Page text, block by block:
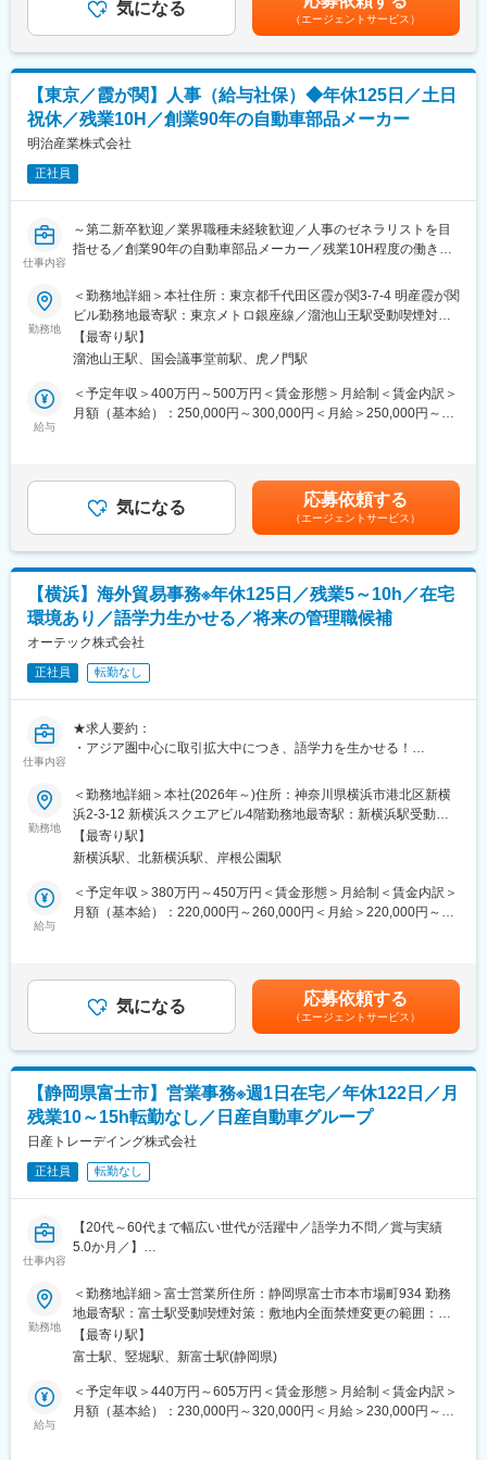
■研修制度
・入社後研修
・OJT研修（先輩社員による実務指導）
変更の範囲：会社の定める業務
・売上・売掛金管理
・支払・買掛金管理
■組織構成：
社員数約40名のうち、現在2名が経理業務を担当しています。
ているため、無理なく働ける環境です。
まずはご経験やスキルに合わせて請求書処理や入出金管理等の日
次の経理業務をメインにお任せします。ゆくゆく月次決算等の業
■就業環境：
年間休日125日、残業もほとんどないためワークライフバランス
を整えて就業いただけます。夏季休暇・年末年始休暇があり、有
たい方にもぴったりの職場です。
合サービス企業です。社会インフラを支える使命感と、環境・安
全への高い意識を持ち、業務効率化を図りながら地域とともに成
長を続けています。
神奈川に本社、仙台、沖縄、千葉に営業所を構えており、全国各
地でサービスを展開しています。
変更の範囲：会社の定める業務
額)は固定手当を含めた表記です。
気になる
（エージェントサービス）
【東京／霞が関】人事（給与社保）◆年休125日／土日
祝休／残業10H／創業90年の自動車部品メーカー
明治産業株式会社
正社員
仕事内容
～第二新卒歓迎／業界職種未経験歓迎／人事のゼネラリストを目
指せる／創業90年の自動車部品メーカー／残業10H程度の働きや
■職務概要
当社の人事職として給与社保業務をお任せいたします。ご入社後
すぐは社会保険関連業務のデータ入力や届け出、社会保険加入業
務をお任せいたします。ご入社後1年を目安に独り立ちいただくこ
とを想定しています。
■業務詳細
・社会保険の届け出
・社会保険の手続き業務(入退社に伴う手続きなど)
→給与計算については経営層で確定した数値が下りてくるため、
それらをもとにシステムへ入力しデータ作成・伝票作成をご担当
いただきます。勤怠はシステムで管理をしています。
■キャリアパス
人様の志向性にもよりますが、将来的には人事規定の整備・採
用・労務など給与社保以外の人事業務もご担当いただくことを期
■組織構成
3名の社員が所属しております。各社員が給与社保～採用まで分担
しながら業務を進めています。穏やかな社員が多く落ち着いた雰
■教育体制
■評価制度
会社として自己評価制度を設けています。半年間の目標を上長と
設定し1on1にて振り返りを実施します。自身で定めた目標をもと
に評価を行います。
■就業環境
残業10H、平均勤続年数18年程度とプライベートとも両立しやす
い環境です。組織風土として原則残業しない風土が根付いている
ため残業時間の抑制が実現できています。
当社は1933年の創業以来、自動車部品の国内卸売業ならびに海外
輸出に従事し、最近は鉄道用部品の海外輸出にも力を入れるな
年に一度といわれる自動車業界の大変革期にあって、私どもは長
い歴史と実績に安住することなく広く新しい視点、自由な発想に
よる挑戦に取り組んでまいります。
変更の範囲：会社の定める業務
勤務地
＜勤務地詳細＞本社住所：東京都千代田区霞が関3-7-4 明産霞が関
ビル勤務地最寄駅：東京メトロ銀座線／溜池山王駅受動喫煙対
策：屋内全面禁煙変更の範囲：会社の定める事業所
【最寄り駅】
溜池山王駅、国会議事堂前駅、虎ノ門駅
給与
＜予定年収＞400万円～500万円＜賃金形態＞月給制＜賃金内訳＞
月額（基本給）：250,000円～300,000円＜月給＞250,000円～
考を通じて上下する可能性があります。月給(月額)は固定手当を含
めた表記です。
気になる 応募依頼する
（エージェントサービス）
【横浜】海外貿易事務※年休125日／残業5～10h／在宅
環境あり／語学力生かせる／将来の管理職候補
オーテック株式会社
正社員 転勤なし
仕事内容
★求人要約：
・アジア圏中心に取引拡大中につき、語学力を生かせる！
■具体的な業務内容：
・受発注処理
・納期調整～出荷手配
・輸出書類準備
・見積作成補佐
・社内システムへのマスターデータ登録
・各種資料作成
※将来的には業務標準化やメンバー育成、他部署との調整業務にも
携わって頂くことを想定しています。
40代女性1名、メンバー40代女性1名、30代女性1名）
■当社の働き方：
・残業月5～10h程／年間休日125日／土日祝休み
・週2日まで、就業時間1時間前倒し(8:00~)もしくは1時間後ろ倒
し(10:00~)が可能
■入社後の教育：
業界未経験の方からでもご活躍頂けるように、ひとつひとつ丁寧
に進めていきますので、ご安心ください！
■同社について：
お任せします。
近年、自動車業界ではEV（電気自動車）やハイブリッド車の普
勤務地
＜勤務地詳細＞本社(2026年～)住所：神奈川県横浜市港北区新横
浜2-3-12 新横浜スクエアビル4階勤務地最寄駅：新横浜駅受動喫
煙対策：敷地内全面禁煙変更の範囲：会社の定める事業所（リモ
ートワーク含む）
【最寄り駅】
新横浜駅、北新横浜駅、岸根公園駅
給与
＜予定年収＞380万円～450万円＜賃金形態＞月給制＜賃金内訳＞
月額（基本給）：220,000円～260,000円＜月給＞220,000円～
賃金はあくまでも目安の金額であり、選考を通じて上下する可能
性があります。月給(月額)は固定手当を含めた表記です。
気になる 応募依頼する
（エージェントサービス）
【静岡県富士市】営業事務※週1日在宅／年休122日／月
残業10～15h転勤なし／日産自動車グループ
日産トレーデイング株式会社
正社員 転勤なし
仕事内容
【20代～60代まで幅広い世代が活躍中／語学力不問／賞与実績
5.0か月／】
富士営業所における営業サポートとして、主に受発注から請求ま
で一連の業務を担当いただきます。デスクワークに加え、顧客対
応での外出（週2回程度）もあり、営業に近い立場で業務を支える
ポジションです。
▼担当内容
・見積作成、受発注対応等の日次営業支援業務
・Excel（表計算）やOutlook（メール）、社内専用システムを用
勤務地
＜勤務地詳細＞富士営業所住所：静岡県富士市本市場町934 勤務
地最寄駅：富士駅受動喫煙対策：敷地内全面禁煙変更の範囲：会
社の定める事業所（リモートワーク含む）
【最寄り駅】
富士駅、竪堀駅、新富士駅(静岡県)
給与
＜予定年収＞440万円～605万円＜賃金形態＞月給制＜賃金内訳＞
月額（基本給）：230,000円～320,000円＜月給＞230,000円～